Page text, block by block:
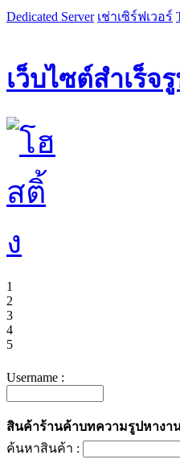
Dedicated Server เช่าเซิร์ฟเวอร์
เว็บไซต์สำเร็จรู
1
2
3
4
5
Username :
สินค้าร้านค้าบทความรูปหางา
ค้นหาสินค้า :